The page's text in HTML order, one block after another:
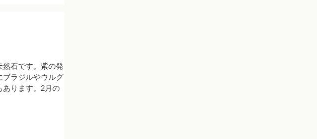
石です。紫の発
ブラジルやウルグ
あります。2月の